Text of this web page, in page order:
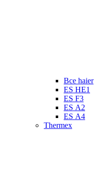
Все haier
ES HE1
ES F3
ES А2
ES А4
Thermex